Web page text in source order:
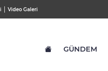
Video Galeri
VND
0,0018%0,32
GÜNDEM